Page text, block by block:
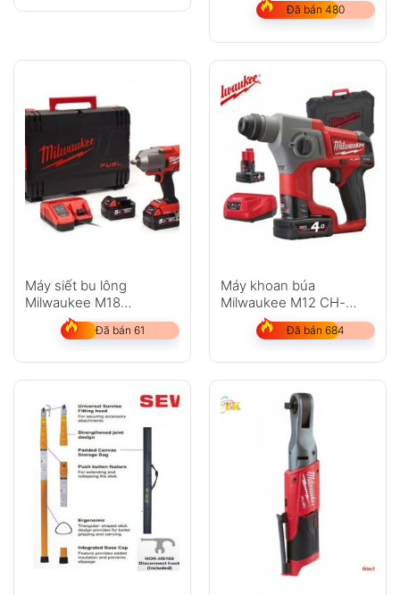
Đã bán 480
Máy siết bu lông
Milwaukee M18
ONEFHIWF12-502X
Đã bán 61
Máy khoan búa
Milwaukee M12 CH-
Đã bán 684